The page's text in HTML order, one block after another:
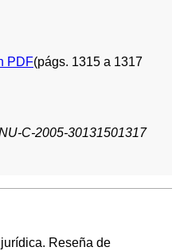
PDF(págs. 1315 a 1317
C-2005-30131501317
Reseña de